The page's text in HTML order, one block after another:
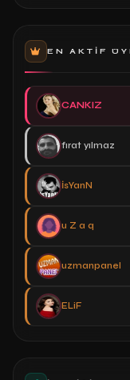
EN AKTIF
CANKIZ
fırat yılmaz
İsYanN
u Z a q
uzmanpanel
ELiF